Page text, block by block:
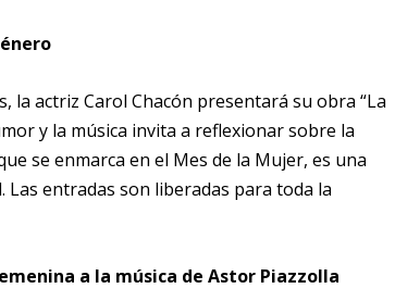
la actriz Carol Chacón presentará su obra “La
y la música invita a reflexionar sobre la
se enmarca en el Mes de la Mujer, es una
entradas son liberadas para toda la
a la música de Astor Piazzolla